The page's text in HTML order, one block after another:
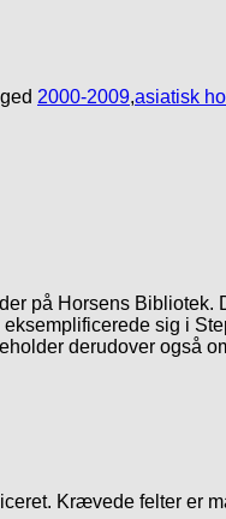
2000-2009,asiatisk
på Horsens
sig i
derudover også
Krævede felter er